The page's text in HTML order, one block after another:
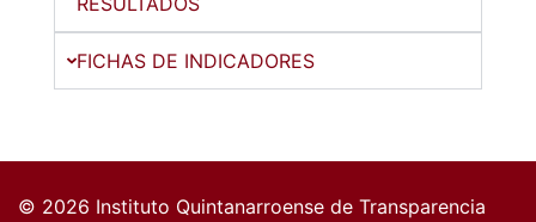
FICHAS DE INDICADORES
© 2026 Instituto Quintanarroense de Transparencia